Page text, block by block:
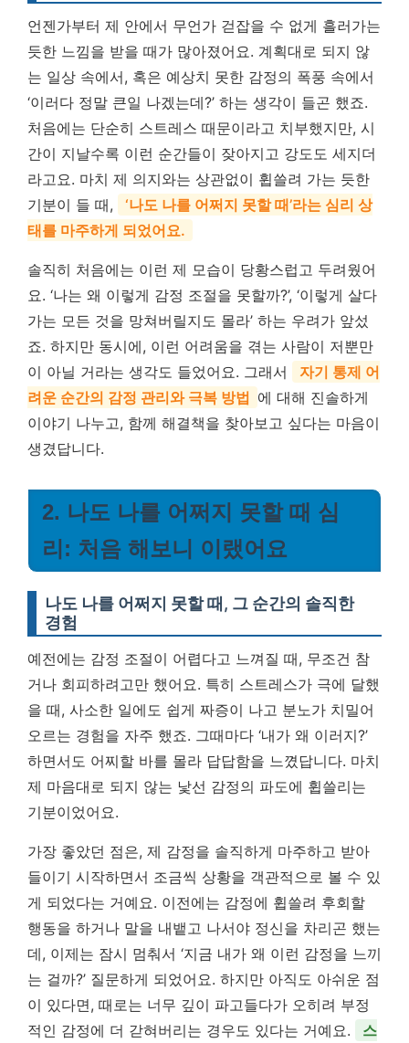
언젠가부터 제 안에서 무언가 걷잡을 수 없게 흘러가는
듯한 느낌을 받을 때가 많아졌어요. 계획대로 되지 않
는 일상 속에서, 혹은 예상치 못한 감정의 폭풍 속에서
‘이러다 정말 큰일 나겠는데?’ 하는 생각이 들곤 했죠.
처음에는 단순히 스트레스 때문이라고 치부했지만, 시
간이 지날수록 이런 순간들이 잦아지고 강도도 세지더
라고요. 마치 제 의지와는 상관없이 휩쓸려 가는 듯한
기분이 들 때,
‘나도 나를 어쩌지 못할 때’라는 심리 상
태를 마주하게 되었어요.
솔직히 처음에는 이런 제 모습이 당황스럽고 두려웠어
요. ‘나는 왜 이렇게 감정 조절을 못할까?’, ‘이렇게 살다
가는 모든 것을 망쳐버릴지도 몰라’ 하는 우려가 앞섰
죠. 하지만 동시에, 이런 어려움을 겪는 사람이 저뿐만
이 아닐 거라는 생각도 들었어요. 그래서
자기 통제 어
려운 순간의 감정 관리와 극복 방법 에 대해 진솔하게
이야기 나누고, 함께 해결책을 찾아보고 싶다는 마음이
생겼답니다.
2. 나도 나를 어쩌지 못할 때 심
리: 처음 해보니 이랬어요
나도 나를 어쩌지 못할 때, 그 순간의 솔직한
경험
예전에는 감정 조절이 어렵다고 느껴질 때, 무조건 참
거나 회피하려고만 했어요. 특히 스트레스가 극에 달했
을 때, 사소한 일에도 쉽게 짜증이 나고 분노가 치밀어
오르는 경험을 자주 했죠. 그때마다 ‘내가 왜 이러지?’
하면서도 어찌할 바를 몰라 답답함을 느꼈답니다. 마치
제 마음대로 되지 않는 낯선 감정의 파도에 휩쓸리는
기분이었어요.
가장 좋았던 점은, 제 감정을 솔직하게 마주하고 받아
들이기 시작하면서 조금씩 상황을 객관적으로 볼 수 있
게 되었다는 거예요. 이전에는 감정에 휩쓸려 후회할
행동을 하거나 말을 내뱉고 나서야 정신을 차리곤 했는
데, 이제는 잠시 멈춰서 ‘지금 내가 왜 이런 감정을 느끼
는 걸까?’ 질문하게 되었어요. 하지만 아직도 아쉬운 점
이 있다면, 때로는 너무 깊이 파고들다가 오히려 부정
적인 감정에 더 갇혀버리는 경우도 있다는 거예요.
스